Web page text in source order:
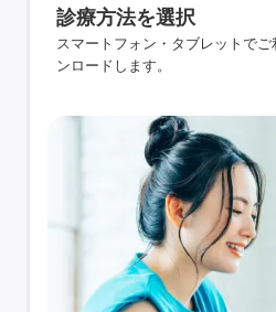
診療方法を選択
スマートフォン・タブレットで
ンロードします。